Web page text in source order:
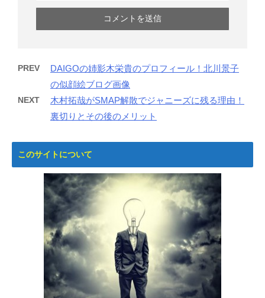
PREV
DAIGOの姉影木栄貴のプロフィール！北川景子
の似顔絵ブログ画像
NEXT
木村拓哉がSMAP解散でジャニーズに残る理由！
裏切りとその後のメリット
このサイトについて